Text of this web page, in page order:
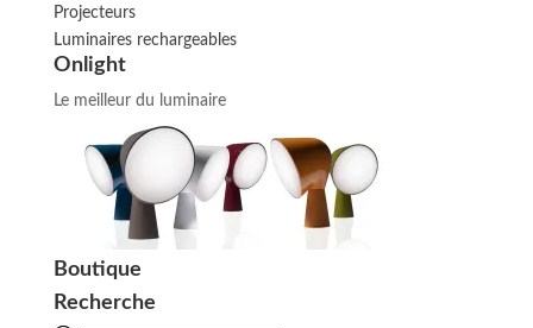
Projecteurs
Luminaires rechargeables
Onlight
Le meilleur du luminaire
Boutique
Recherche